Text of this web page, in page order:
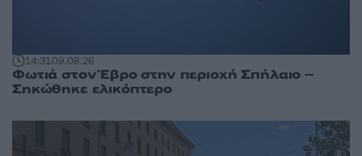
14:3109.08.26
Φωτιά στον Έβρο στην περιοχή Σπήλαιο –
Σηκώθηκε ελικόπτερο